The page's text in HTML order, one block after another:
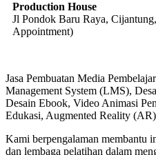
Production House
Jl Pondok Baru Raya,
Appointment)
Jasa Pembuatan Media
Management System (LMS),
Desain Ebook, Video Animasi
Edukasi, Augmented Reality
Kami berpengalaman membantu
dan lembaga pelatihan dalam